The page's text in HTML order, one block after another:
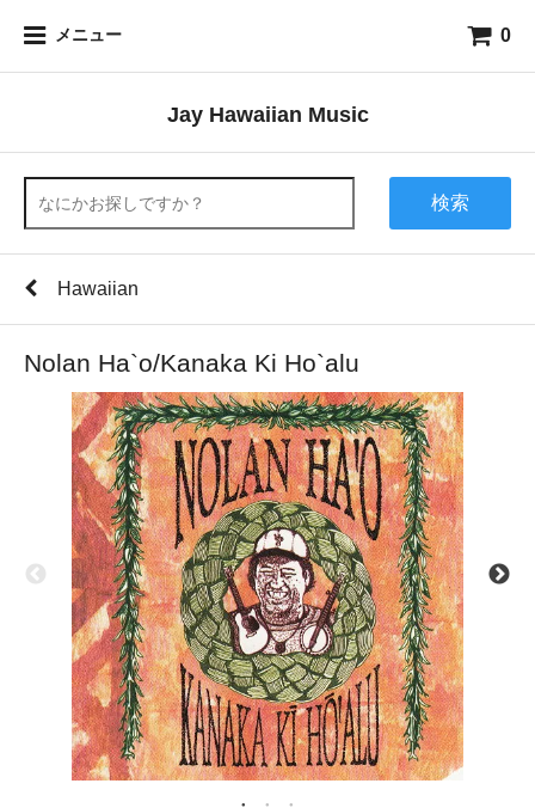
メニュー 0
Jay Hawaiian Music
検索
Hawaiian
Nolan Ha`o/Kanaka Ki Ho`alu